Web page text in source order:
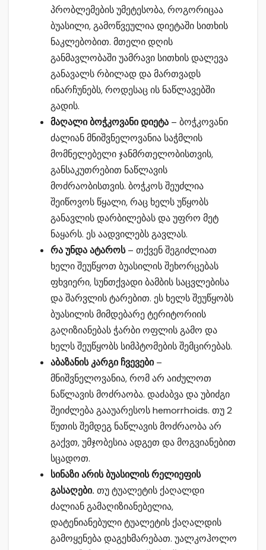
პრობლემების უმეტესობა, როგორიცაა
ბუასილი, გამოწვეულია დიეტაში სითხის
ნაკლებობით. მთელი დღის
განმავლობაში უამრავი სითხის დალევა
განავალს რბილად და მართვადს
ინარჩუნებს, როდესაც ის ნაწლავებში
გადის.
მაღალი ბოჭკოვანი დიეტა – ბოჭკოვანი
ძალიან მნიშვნელოვანია საჭმლის
მომნელებელი ჯანმრთელობისთვის,
განსაკუთრებით ნაწლავის
მოძრაობისთვის. ბოჭკოს შეუძლია
შეიწოვოს წყალი, რაც ხელს უწყობს
განავლის დარბილებას და უფრო მეტ
ნაყარს. ეს აადვილებს გავლას.
რა უნდა ატაროს– თქვენ შეგიძლიათ
ხელი შეუწყოთ ბუასილის შეხორცებას
ფხვიერი, სუნთქვადი ბამბის საცვლებისა
და შარვლის ტარებით. ეს ხელს შეუწყობს
ბუასილის მიმდებარე ტერიტორიის
გაღიზიანებას ჭარბი ოფლის გამო და
ხელს შეუწყობს სიმპტომების შემცირებას.
აბაზანის კარგი ჩვევები–
მნიშვნელოვანია, რომ არ აიძულოთ
ნაწლავის მოძრაობა. დაძაბვა და უბიძგი
შეიძლება გააუარესოს hemorrhoids. თუ 2
წუთის შემდეგ ნაწლავის მოძრაობა არ
გაქვთ, უმჯობესია ადგეთ და მოგვიანებით
სცადოთ.
სინაზი არის ბუასილის რელიეფის
გასაღები. თუ ტუალეტის ქაღალდი
ძალიან გამაღიზიანებელია,
დატენიანებული ტუალეტის ქაღალდის
გამოყენება დაგეხმარებათ. უალკოჰოლო